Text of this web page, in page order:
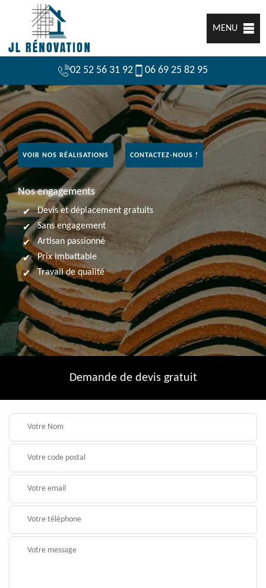
MENU
02 52 56 31 92 06 69 25 82 95
VOIR NOS RÉALISATIONS CONTACTEZ-NOUS !
Nos engagements
Devis et déplacement gratuits
Sans engagement
Artisan passionné
Prix imbattable
Travail de qualité
Demande de devis gratuit